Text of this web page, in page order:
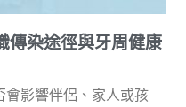
傳染途徑與牙周健康
會影響伴侶、家人或孩